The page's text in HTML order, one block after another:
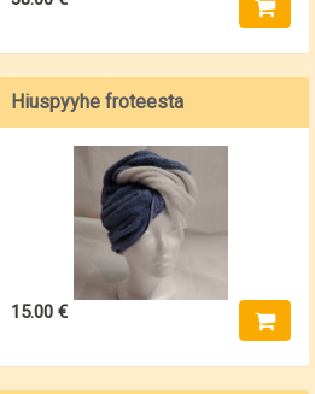
Hiuspyyhe froteesta
15.00 €